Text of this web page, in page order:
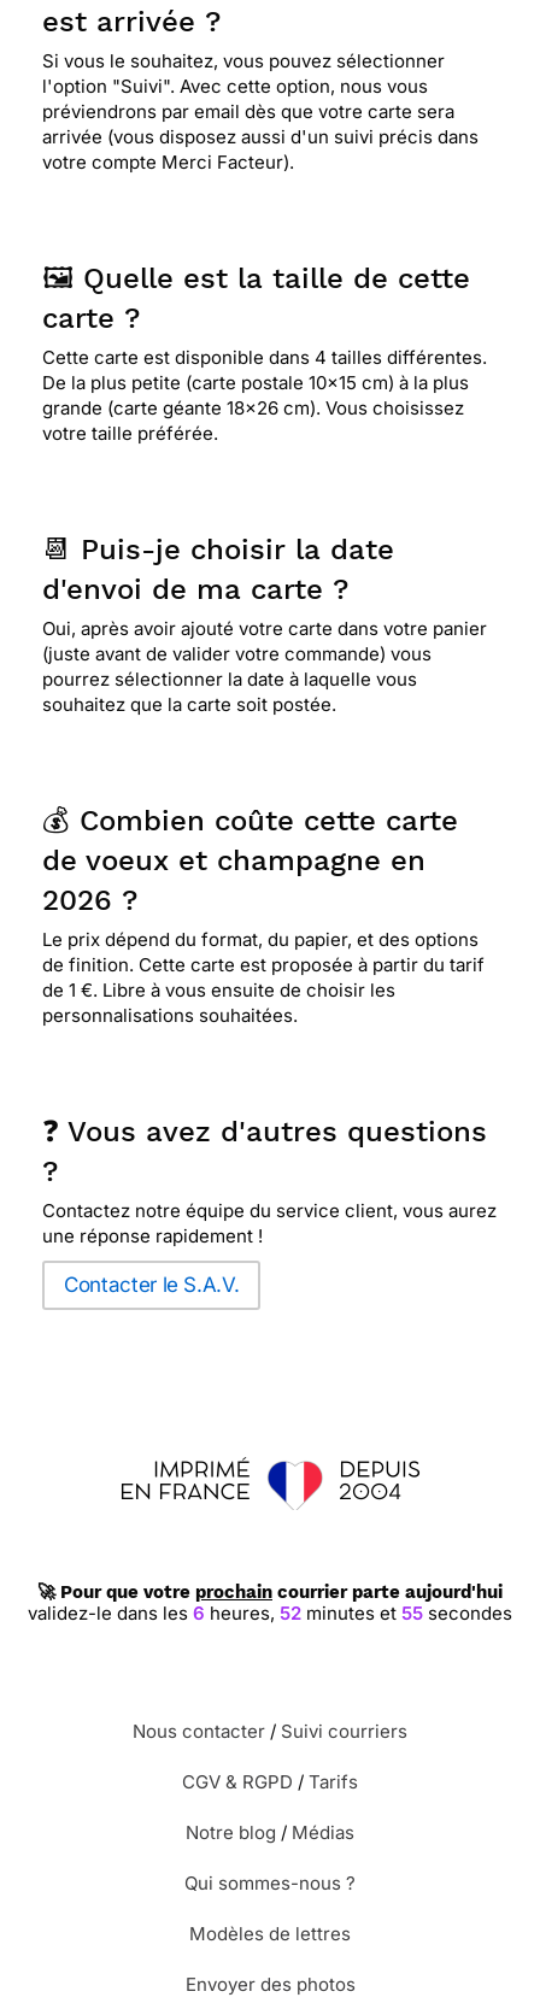
est arrivée ?
Si vous le souhaitez, vous pouvez sélectionner
l'option "Suivi". Avec cette option, nous vous
préviendrons par email dès que votre carte sera
arrivée (vous disposez aussi d'un suivi précis dans
votre compte Merci Facteur).
🖼️ Quelle est la taille de cette
carte ?
Cette carte est disponible dans 4 tailles différentes.
De la plus petite (carte postale 10x15 cm) à la plus
grande (carte géante 18x26 cm). Vous choisissez
votre taille préférée.
📆 Puis-je choisir la date
d'envoi de ma carte ?
Oui, après avoir ajouté votre carte dans votre panier
(juste avant de valider votre commande) vous
pourrez sélectionner la date à laquelle vous
souhaitez que la carte soit postée.
💰 Combien coûte cette carte
de voeux et champagne en
2026 ?
Le prix dépend du format, du papier, et des options
de finition. Cette carte est proposée à partir du tarif
de 1 €. Libre à vous ensuite de choisir les
personnalisations souhaitées.
❓ Vous avez d'autres questions
?
Contactez notre équipe du service client, vous aurez
une réponse rapidement !
Contacter le S.A.V.
🚀 Pour que votre prochain courrier parte aujourd'hui
validez-le dans les 6 heures, 52minutes et 54 secondes
Nous contacter / Suivi courriers
CGV & RGPD / Tarifs
Notre blog / Médias
Qui sommes-nous ?
Modèles de lettres
Envoyer des photos